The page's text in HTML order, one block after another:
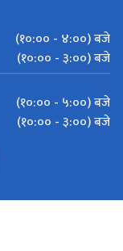
(१०:०० - ४:००) बजे
(१०:०० - ३:००) बजे
(१०:०० - ५:००) बजे
(१०:०० - ३:००) बजे